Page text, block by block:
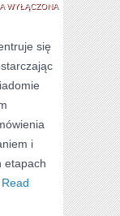
DO
SZKOŁY
WYŁĄCZONA
się
i
etapach